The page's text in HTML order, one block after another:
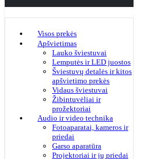
Visos prekės
Apšvietimas
Lauko šviestuvai
Lemputės ir LED juostos
Šviestuvų detalės ir kitos
apšvietimo prekės
Vidaus šviestuvai
Žibintuvėliai ir
prožektoriai
Audio ir video technika
Fotoaparatai, kameros ir
priedai
Garso aparatūra
Projektoriai ir jų priedai